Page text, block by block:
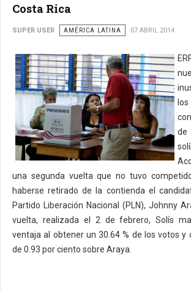
Costa Rica
SUPER USER AMÉRICA LATINA 07 ABRIL 2014
una segunda vuelta que no tuvo
haberse retirado de la contienda el
Partido Liberación Nacional (PLN), Johnny
vuelta, realizada el 2 de febrero, Solís
ventaja al obtener un 30.64 % de los votos y
de 0.93 por ciento sobre Araya.